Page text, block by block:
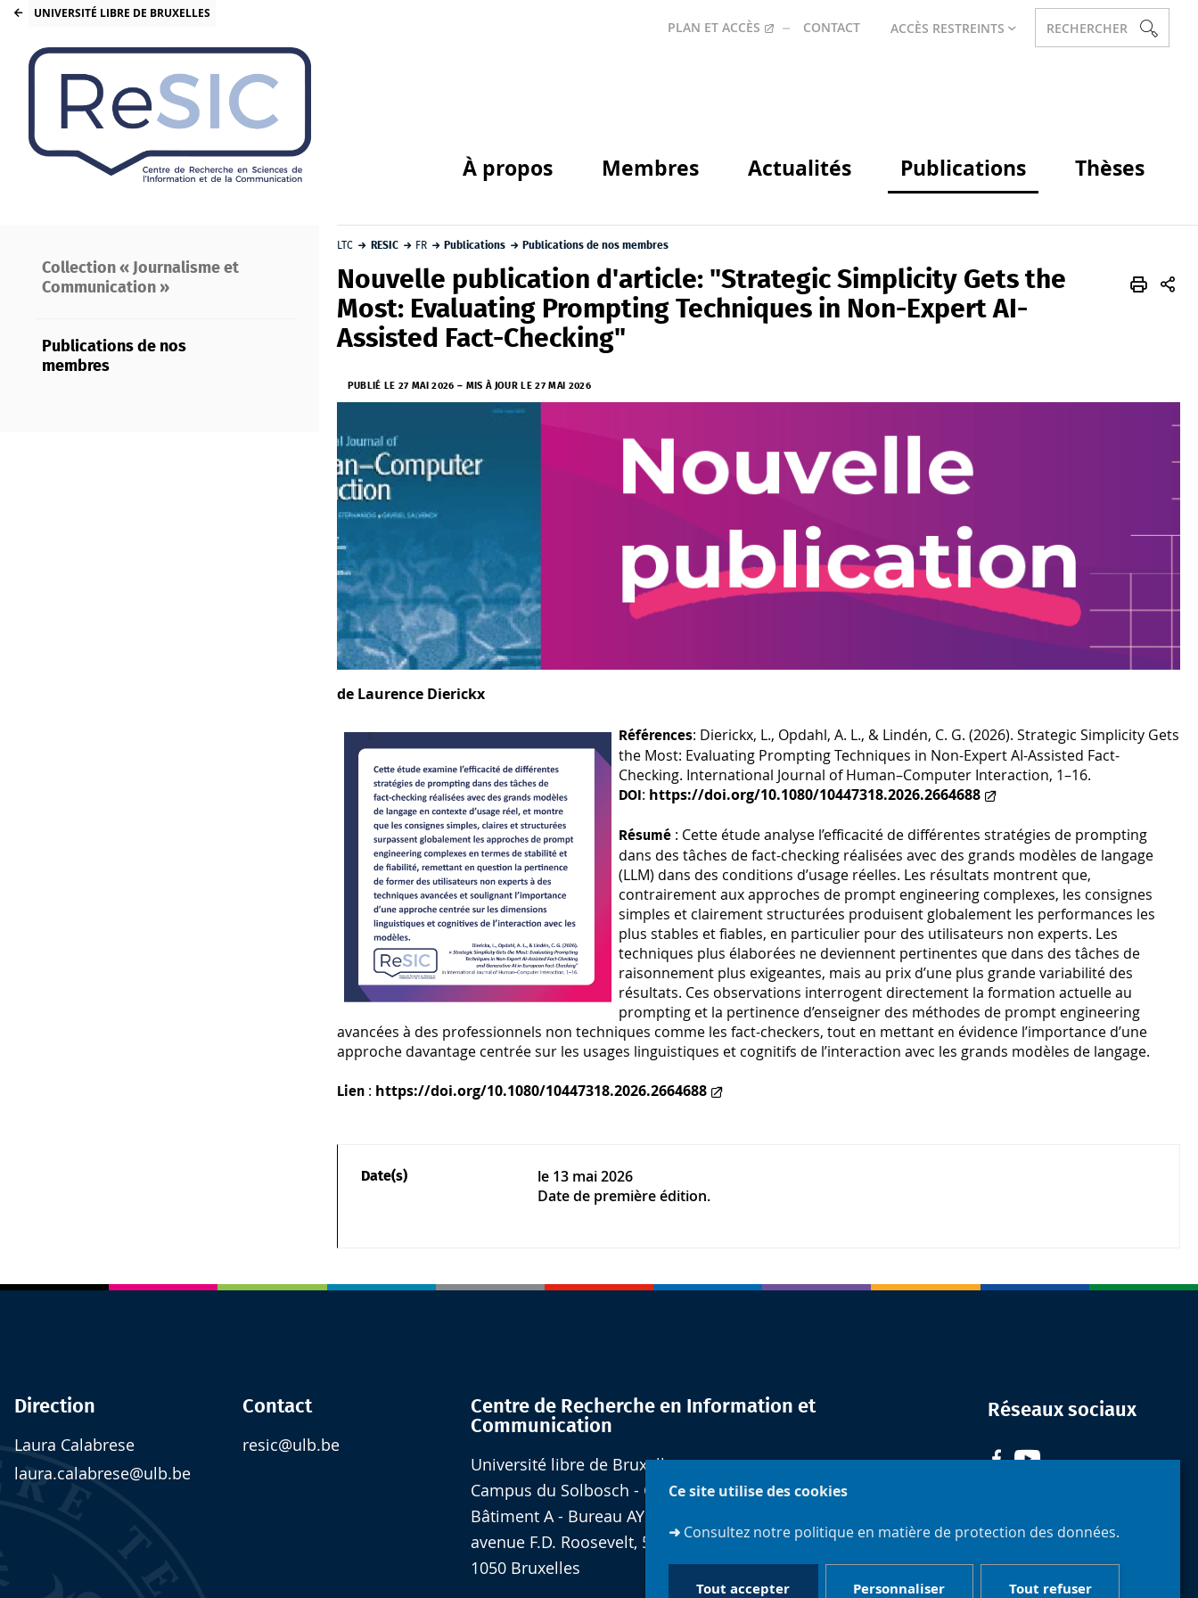
Ce site utilise des cookies
➜ Consultez notre politique en matière de protection des données.
Tout accepter Tout refuser
Personnaliser
UNIVERSITÉ LIBRE DE BRUXELLES
PLAN ET ACCÈS CONTACT ACCÈS RESTREINTS RECHERCHER
À propos Membres Actualités Publications Thèses
Collection « Journalisme et
Communication »
Publications de nos
membres
LTC RESIC FR Publications Publications de nos membres
Nouvelle publication d'article: "Strategic Simplicity Gets the
Most: Evaluating Prompting Techniques in Non-Expert AI-
Assisted Fact-Checking"
PUBLIÉ LE 27 MAI 2026 – MIS À JOUR LE 27 MAI 2026
de Laurence Dierickx
Références: Dierickx, L., Opdahl, A. L., & Lindén, C. G. (2026). Strategic Simplicity Gets
the Most: Evaluating Prompting Techniques in Non-Expert AI-Assisted Fact-
Checking. International Journal of Human–Computer Interaction, 1–16.
DOI : https://doi.org/10.1080/10447318.2026.2664688
Résumé : Cette étude analyse l’efficacité de différentes stratégies de prompting
dans des tâches de fact-checking réalisées avec des grands modèles de langage
(LLM) dans des conditions d’usage réelles. Les résultats montrent que,
contrairement aux approches de prompt engineering complexes, les consignes
simples et clairement structurées produisent globalement les performances les
plus stables et fiables, en particulier pour des utilisateurs non experts. Les
techniques plus élaborées ne deviennent pertinentes que dans des tâches de
raisonnement plus exigeantes, mais au prix d’une plus grande variabilité des
résultats. Ces observations interrogent directement la formation actuelle au
prompting et la pertinence d’enseigner des méthodes de prompt engineering
avancées à des professionnels non techniques comme les fact-checkers, tout en mettant en évidence l’importance d’une
approche davantage centrée sur les usages linguistiques et cognitifs de l’interaction avec les grands modèles de langage.
Lien : https://doi.org/10.1080/10447318.2026.2664688
Date(s) le 13 mai 2026
Date de première édition.
Direction
Laura Calabrese
laura.calabrese@ulb.be
Contact
resic@ulb.be
Centre de Recherche en Information et
Communication
Université libre de Bruxelles
Campus du Solbosch - Quartier Jaune
Bâtiment A - Bureau AY2.127
avenue F.D. Roosevelt, 50 - CP 175
1050 Bruxelles
Réseaux sociaux